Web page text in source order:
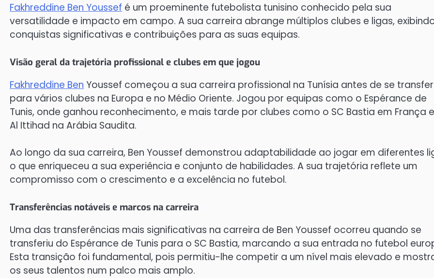
Fakhreddine Ben Youssef é um proeminente futebolista tunisino conhecido pela sua
versatilidade e impacto em campo. A sua carreira abrange múltiplos clubes e ligas,
conquistas significativas e contribuições para as suas equipas.
Visão geral da trajetória profissional e clubes em que jogou
Fakhreddine Ben Youssef começou a sua carreira profissional na Tunísia antes de se
para vários clubes na Europa e no Médio Oriente. Jogou por equipas como o Espérance de
Tunis, onde ganhou reconhecimento, e mais tarde por clubes como o SC Bastia em França
Al Ittihad na Arábia Saudita.
Ao longo da sua carreira, Ben Youssef demonstrou adaptabilidade ao jogar em diferentes
o que enriqueceu a sua experiência e conjunto de habilidades. A sua trajetória reflete um
compromisso com o crescimento e a excelência no futebol.
Transferências notáveis e marcos na carreira
Uma das transferências mais significativas na carreira de Ben Youssef ocorreu quando se
transferiu do Espérance de Tunis para o SC Bastia, marcando a sua entrada no futebol
Esta transição foi fundamental, pois permitiu-lhe competir a um nível mais elevado e
os seus talentos num palco mais amplo.